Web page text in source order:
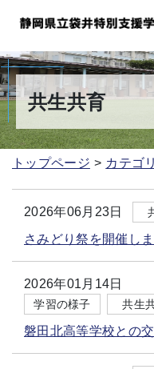
共生共育
トップページ カテゴリ
2026年06月23日
さみどり祭を開催し
2026年01月14日
学習の様子 共生
磐田北高等学校との